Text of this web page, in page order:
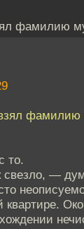
фамилию
фамилию
то.
свезло, —